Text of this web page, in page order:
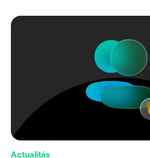
Actualités